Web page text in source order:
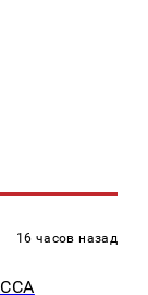
16 часов назад